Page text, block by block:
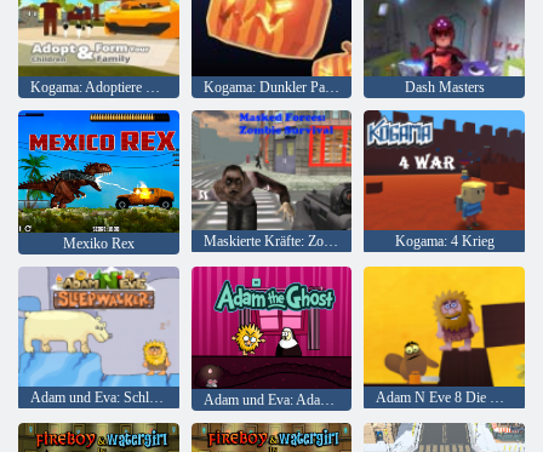
Kogama: Adoptiere Kinder und bilde deine Familie Kogama: Dunkler Parkour Dash Masters
Mexiko Rex Maskierte Kräfte: Zombie-Überleben Kogama: 4 Krieg
Adam und Eva: Schlafwandler Adam und Eva: Adam der Geist Adam N Eve 8 Die Liebesquest